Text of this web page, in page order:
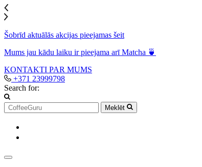
Šobrīd aktuālās akcijas pieejamas šeit
Mums jau kādu laiku ir pieejama arī Matcha 🍵
KONTAKTI PAR MUMS
+371 23999798
Search for:
Meklēt